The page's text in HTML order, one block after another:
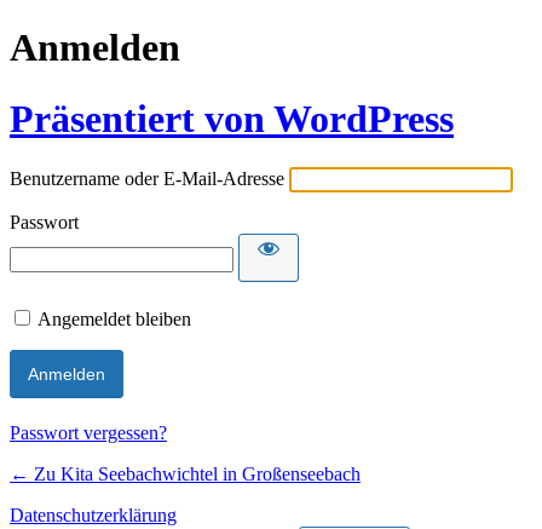
Anmelden
Präsentiert von WordPress
Benutzername oder E-Mail-Adresse
Passwort
Angemeldet bleiben
Passwort vergessen?
← Zu Kita Seebachwichtel in Großenseebach
Datenschutzerklärung